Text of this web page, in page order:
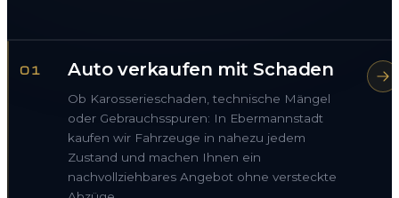
01 Auto verkaufen mit Schaden
Ob Karosserieschaden, technische Mängel
oder Gebrauchsspuren: In Ebermannstadt
kaufen wir Fahrzeuge in nahezu jedem
Zustand und machen Ihnen ein
nachvollziehbares Angebot ohne versteckte